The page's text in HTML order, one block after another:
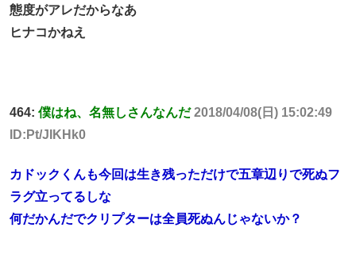
態度がアレだからなあ
ヒナコかねえ
464: 僕はね、名無しさんなんだ 2018/04/08(日) 15:02:49
ID:Pt/JIKHk0
カドックくんも今回は生き残っただけで五章辺りで死ぬフ
ラグ立ってるしな
何だかんだでクリプターは全員死ぬんじゃないか？